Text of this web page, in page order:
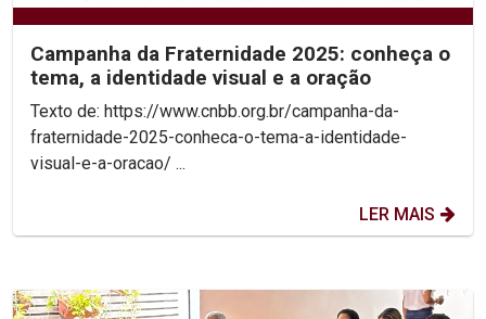
Campanha da Fraternidade 2025: conheça o
tema, a identidade visual e a oração
Texto de: https://www.cnbb.org.br/campanha-da-
fraternidade-2025-conheca-o-tema-a-identidade-
visual-e-a-oracao/ ...
LER MAIS